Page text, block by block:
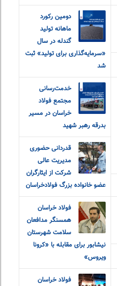
دومین رکورد
ماهانه تولید
گندله در سال
«سرمایه‌گذاری برای تولید» ثبت
شد
خدمت‌رسانی
مجتمع فولاد
خراسان در مسیر
بدرقه رهبر شهید
قدردانی حضوری
مدیریت عالی
شرکت از ایثارگران
عضو خانواده‌ بزرگ‌ فولادخراسان
فولاد خراسان
همسنگر مدافعان
سلامت شهرستان
نیشابور برای مقابله با «کرونا
ویروس»
فولاد خراسان